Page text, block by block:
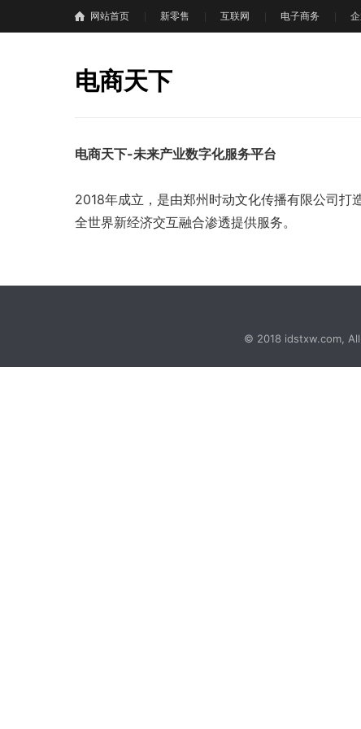
网站首页 新零售 互联网 电子商务
电商天下
电商天下-未来产业数字化服务平台
2018年成立，是由郑州时动文化传播有限公司打
全世界新经济交互融合渗透提供服务。
© 2018 idstxw.com, All